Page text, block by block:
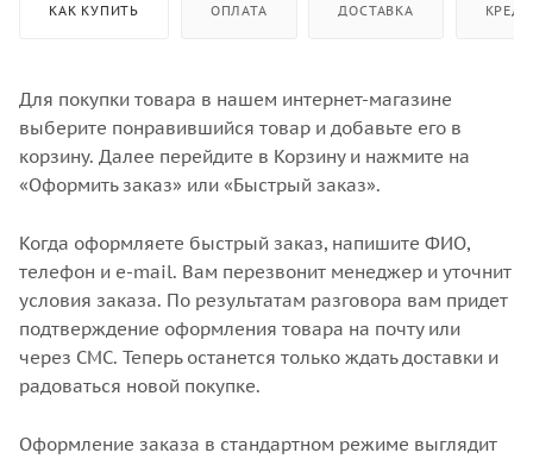
КАК КУПИТЬ ОПЛАТА ДОСТАВКА
Для покупки товара в нашем интернет-магазине
выберите понравившийся товар и добавьте его в
корзину. Далее перейдите в Корзину и нажмите на
«Оформить заказ» или «Быстрый заказ».
Когда оформляете быстрый заказ, напишите ФИО,
телефон и e-mail. Вам перезвонит менеджер и уточнит
условия заказа. По результатам разговора вам придет
подтверждение оформления товара на почту или
через СМС. Теперь останется только ждать доставки и
радоваться новой покупке.
Оформление заказа в стандартном режиме выглядит